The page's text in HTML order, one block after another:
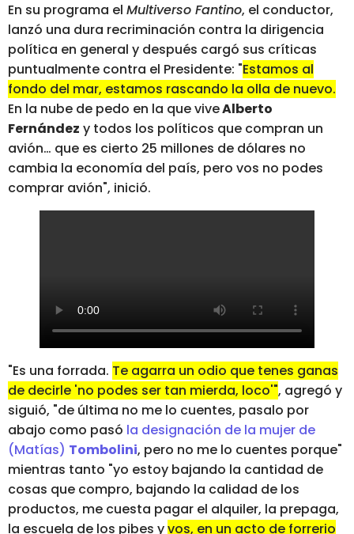
En su programa el Multiverso Fantino, el conductor,
lanzó una dura recriminación contra la dirigencia
política en general y después cargó sus críticas
puntualmente contra el Presidente: "Estamos al
fondo del mar, estamos rascando la olla de nuevo.
En la nube de pedo en la que viveAlberto
Fernández y todos los políticos que compran un
avión… que es cierto 25 millones de dólares no
cambia la economía del país, pero vos no podes
comprar avión", inició.
"Es una forrada. Te agarra un odio que tenes ganas
de decirle 'no podes ser tan mierda, loco'", agregó y
siguió, "de última no me lo cuentes, pasalo por
abajo como pasó la designación de la mujer de
(Matías) Tombolini, pero no me lo cuentes porque"
mientras tanto "yo estoy bajando la cantidad de
cosas que compro, bajando la calidad de los
productos, me cuesta pagar el alquiler, la prepaga,
la escuela de los pibes yvos, en un acto de forrerio